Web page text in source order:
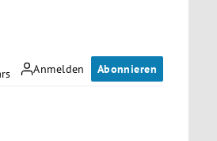
Anmelden Abonnieren